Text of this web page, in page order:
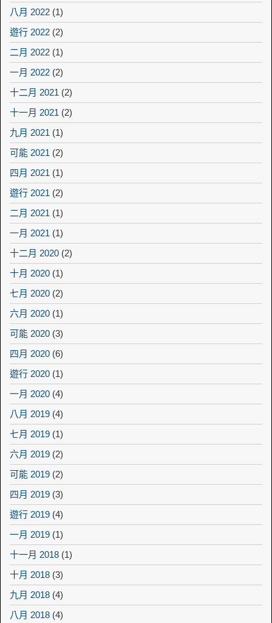
八月 2022 (1)
遊行 2022 (2)
二月 2022 (1)
一月 2022 (2)
十二月 2021 (2)
十一月 2021 (2)
九月 2021 (1)
可能 2021 (2)
四月 2021 (1)
遊行 2021 (2)
二月 2021 (1)
一月 2021 (1)
十二月 2020 (2)
十月 2020 (1)
七月 2020 (2)
六月 2020 (1)
可能 2020 (3)
四月 2020 (6)
遊行 2020 (1)
一月 2020 (4)
八月 2019 (4)
七月 2019 (1)
六月 2019 (2)
可能 2019 (2)
四月 2019 (3)
遊行 2019 (4)
一月 2019 (1)
十一月 2018 (1)
十月 2018 (3)
九月 2018 (4)
八月 2018 (4)